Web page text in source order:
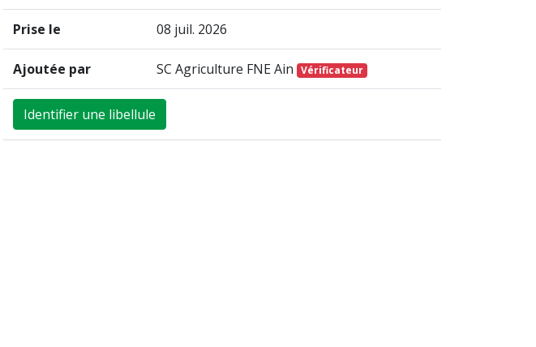
Prise le 08 juil. 2026
Ajoutée par SC Agriculture FNE Ain Vérificateur
Identifier une libellule